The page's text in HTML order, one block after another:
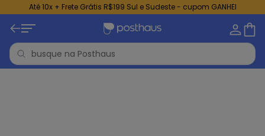
Até 10x + Frete Grátis R$199 Sul e Sudeste - cupom GANHEI